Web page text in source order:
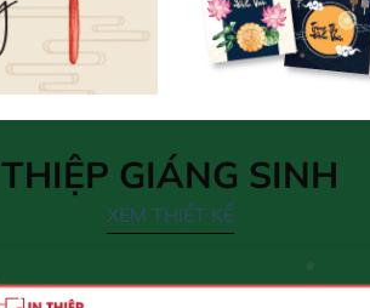
THIỆP GIÁNG SINH
XEM THIẾT KẾ